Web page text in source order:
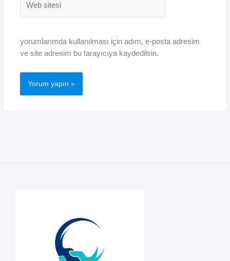
sitesi
yorumlarımda kullanılması için adım, e-posta adresim
ve site adresim bu tarayıcıya kaydedilsin.